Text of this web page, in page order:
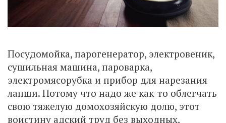
Посудомойка, парогенератор, электровеник,
сушильная машина, пароварка,
электромясорубка и прибор для нарезания
лапши. Потому что надо же как-то облегчать
свою тяжелую домохозяйскую долю, этот
воистину адский труд без выходных,